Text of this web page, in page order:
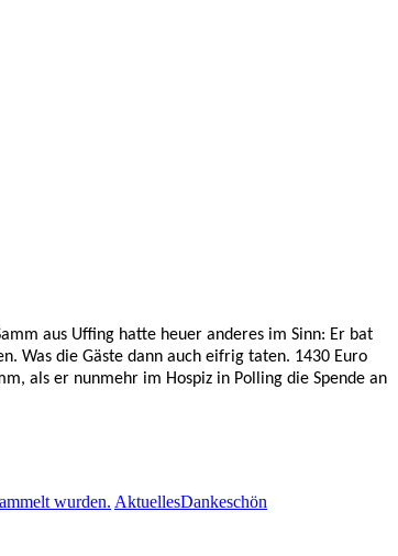
aus Uffing hatte heuer anderes im Sinn: Er bat
Was die Gäste dann auch eifrig taten. 1430 Euro
als er nunmehr im Hospiz in Polling die Spende an
AktuellesDankeschön